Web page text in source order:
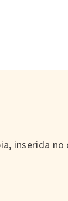
inserida